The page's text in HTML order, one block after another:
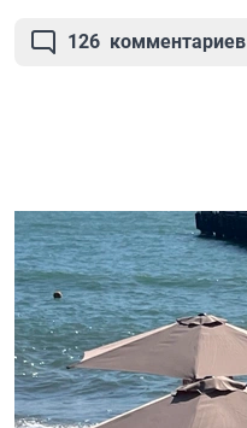
126 комментариев